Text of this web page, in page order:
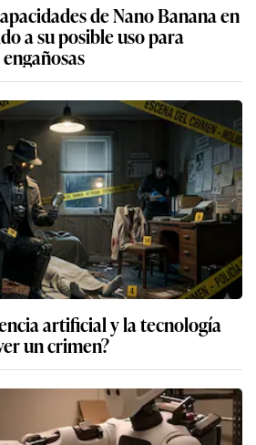
de Nano Banana en
a su posible uso para
artificial y la tecnología
un crimen?